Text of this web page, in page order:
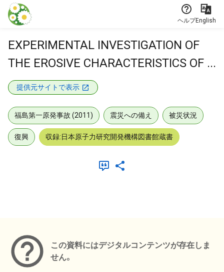
本文に飛ぶ
ヘルプEnglish
EXPERIMENTAL INVESTIGATION OF
THE EROSIVE CHARACTERISTICS OF ...
提供元サイトで表示
福島第一原発事故 (2011) 震災への備え 被災状況
復興 収録:日本原子力研究開発機構図書館蔵書
この資料にはデジタルコンテンツが存在しま
せん。